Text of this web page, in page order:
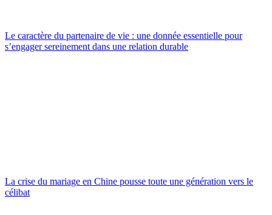
Le caractère du partenaire de vie : une donnée essentielle pour
s’engager sereinement dans une relation durable
La crise du mariage en Chine pousse toute une génération vers le
célibat